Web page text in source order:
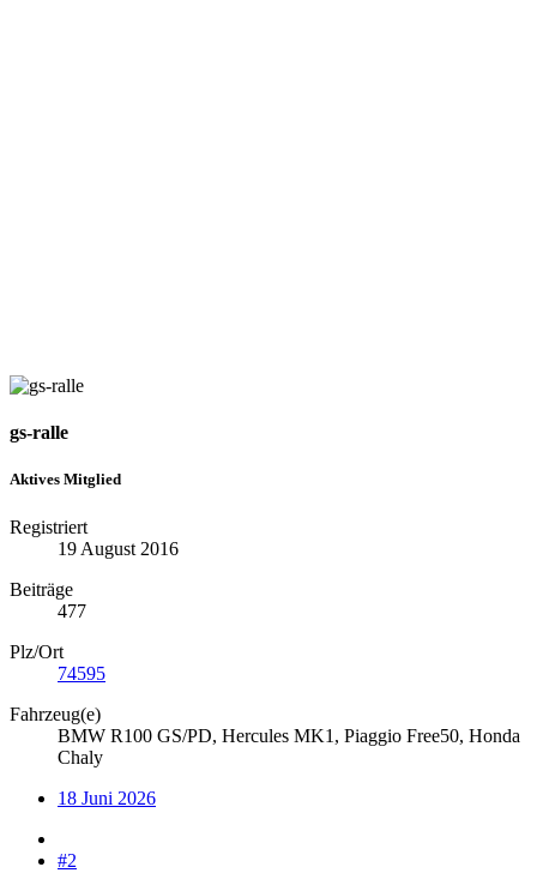
gs-ralle
Aktives Mitglied
Registriert
19 August 2016
Beiträge
477
Plz/Ort
74595
Fahrzeug(e)
BMW R100 GS/PD, Hercules MK1, Piaggio Free50, Honda
Chaly
18 Juni 2026
#2